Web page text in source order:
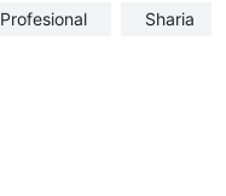
Profesional Sharia